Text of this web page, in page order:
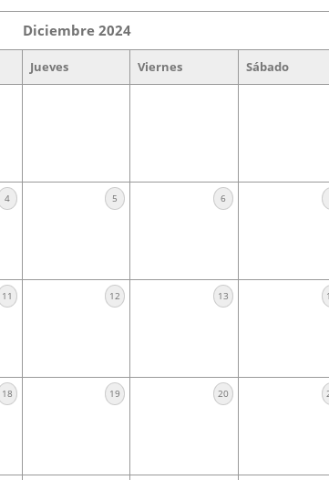
Diciembre 2024
Jueves Viernes Sábado
4 5 6
11 12 13
18 19 20